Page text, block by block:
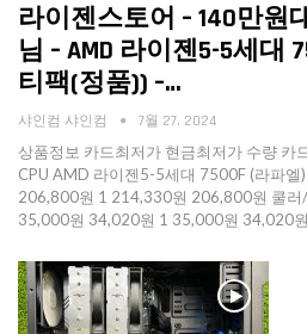
라이젠스토어 – 140만원
님 – AMD 라이젠5-5세대
티팩(정품)) –…
샤인컴 샤인컴 7월 27, 2024
상품정보 카드최저가 현금최저가 수량 카
CPU AMD 라이젠5-5세대 7500F (라파
206,800원 1 214,330원 206,800원 쿨러
35,000원 34,020원 1 35,000원 34,020